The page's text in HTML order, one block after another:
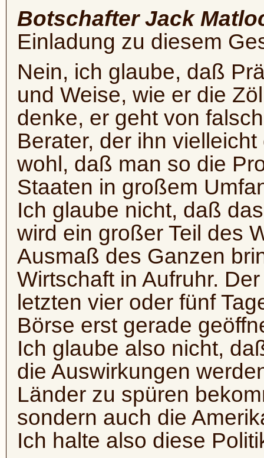
Botschafter Jack
Einladung zu diesem
Nein, ich glaube, daß
und Weise, wie er die
denke, er geht von
Berater, der ihn
wohl, daß man so die
Staaten in großem
Ich glaube nicht, daß
wird ein großer Teil des
Ausmaß des Ganzen
Wirtschaft in Aufruhr.
letzten vier oder fünf
Börse erst gerade
Ich glaube also nicht,
die Auswirkungen
Länder zu spüren
sondern auch die
Ich halte also diese